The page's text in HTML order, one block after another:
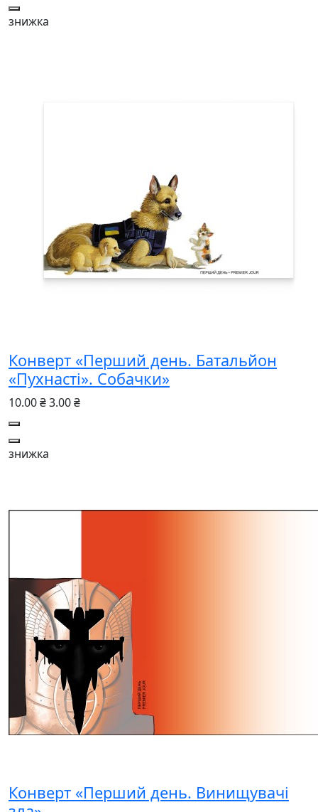
знижка
Конверт «Перший день. Батальйон
«Пухнасті». Собачки»
10.00 ₴3.00 ₴
знижка
Конверт «Перший день. Винищувачі